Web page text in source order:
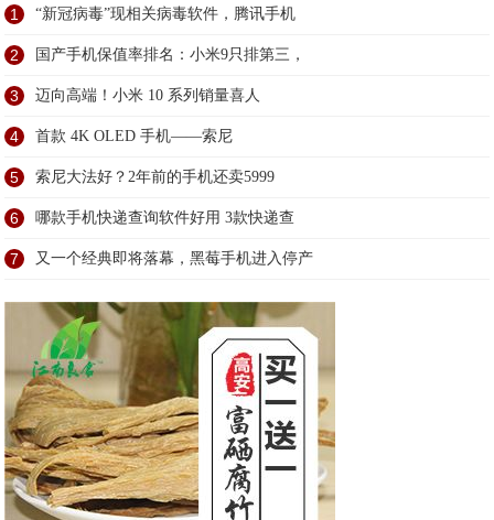
1 “新冠病毒”现相关病毒软件，腾讯手机
2 国产手机保值率排名：小米9只排第三，
3 迈向高端！小米 10 系列销量喜人
4 首款 4K OLED 手机——索尼
5 索尼大法好？2年前的手机还卖5999
6 哪款手机快递查询软件好用 3款快递查
7 又一个经典即将落幕，黑莓手机进入停产